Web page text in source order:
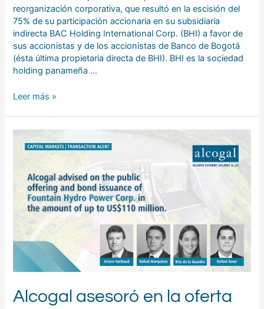
reorganización corporativa, que resultó en la escisión del
75% de su participación accionaria en su subsidiaria
indirecta BAC Holding International Corp. (BHI) a favor de
sus accionistas y de los accionistas de Banco de Bogotá
(ésta última propietaria directa de BHI). BHI es la sociedad
holding panameña …
Leer más »
Alcogal asesoró en la oferta
asesoró
oferta
pública
emisión
bonos
Fountain
Power